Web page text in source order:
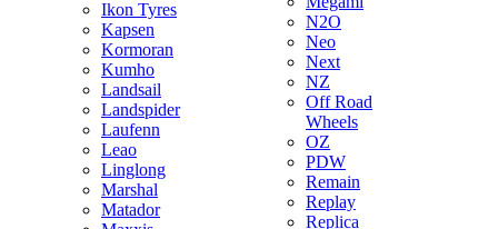
Ikon Tyres
Kapsen
Kormoran
Kumho
Landsail
Landspider
Laufenn
Leao
Linglong
Marshal
Matador
N2O
Neo
Next
NZ
Off Road
Wheels
OZ
PDW
Remain
Replay
Replica